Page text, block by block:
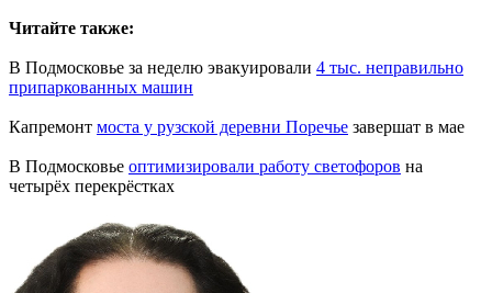
Читайте также:
В Подмосковье за неделю эвакуировали 4 тыс. неправильно
припаркованных машин
Капремонт моста у рузской деревни Поречье завершат в мае
В Подмосковье оптимизировали работу светофоров на
четырёх перекрёстках